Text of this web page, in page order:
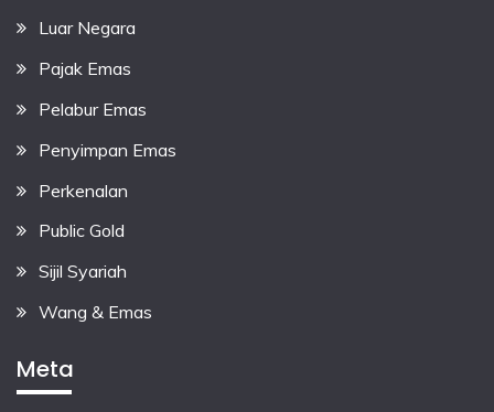
Luar Negara
Pajak Emas
Pelabur Emas
Penyimpan Emas
Perkenalan
Public Gold
Sijil Syariah
Wang & Emas
Meta